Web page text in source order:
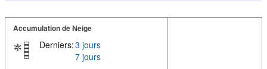
Accumulation de Neige
Derniers:3 jours
7 jours